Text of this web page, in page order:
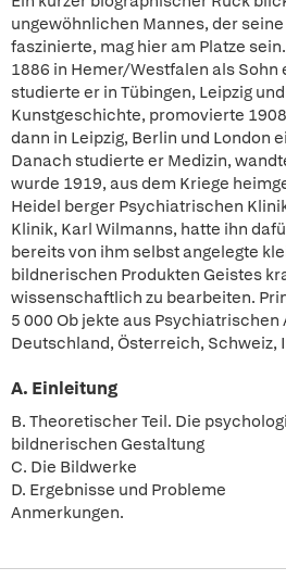
ungewöhnlichen Mannes, der
faszinierte, mag hier am Platze
1886 in Hemer/Westfalen als
studierte er in Tübingen, Leipzig
Kunstgeschichte, promovierte
dann in Leipzig, Berlin und London
Danach studierte er Medizin,
wurde 1919, aus dem Kriege
Heidel berger Psychiatrischen
Klinik, Karl Wilmanns, hatte ihn
bereits von ihm selbst angelegte
bildnerischen Produkten Geistes
wissenschaftlich zu bearbeiten.
5 000 Ob jekte aus Psychiatrischen
Deutschland, Österreich, Schweiz,
A. Einleitung
B. Theoretischer Teil. Die
bildnerischen Gestaltung
C. Die Bildwerke
D. Ergebnisse und Probleme
Anmerkungen.